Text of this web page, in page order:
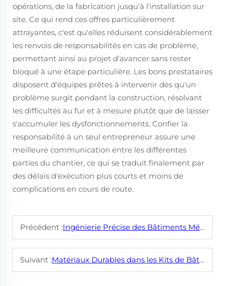
opérations, de la fabrication jusqu'à l'installation sur
site. Ce qui rend ces offres particulièrement
attrayantes, c'est qu'elles réduisent considérablement
les renvois de responsabilités en cas de problème,
permettant ainsi au projet d'avancer sans rester
bloqué à une étape particulière. Les bons prestataires
disposent d'équipes prêtes à intervenir dès qu'un
problème surgit pendant la construction, résolvant
les difficultés au fur et à mesure plutôt que de laisser
s'accumuler les dysfonctionnements. Confier la
responsabilité à un seul entrepreneur assure une
meilleure communication entre les différentes
parties du chantier, ce qui se traduit finalement par
des délais d'exécution plus courts et moins de
complications en cours de route.
Précédent :Ingénierie Précise des Bâtiments Métalliques Préfabriqués : Ajustement Parfait
Suivant :Matériaux Durables dans les Kits de Bâtiments Métalliques : Structures à Longue Durée de Vie